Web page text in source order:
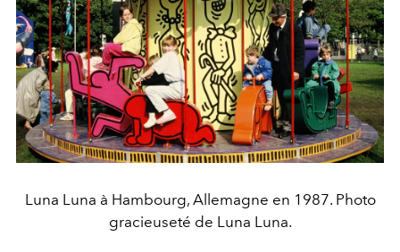
Luna Luna à Hambourg, Allemagne en 1987. Photo
gracieuseté de Luna Luna.